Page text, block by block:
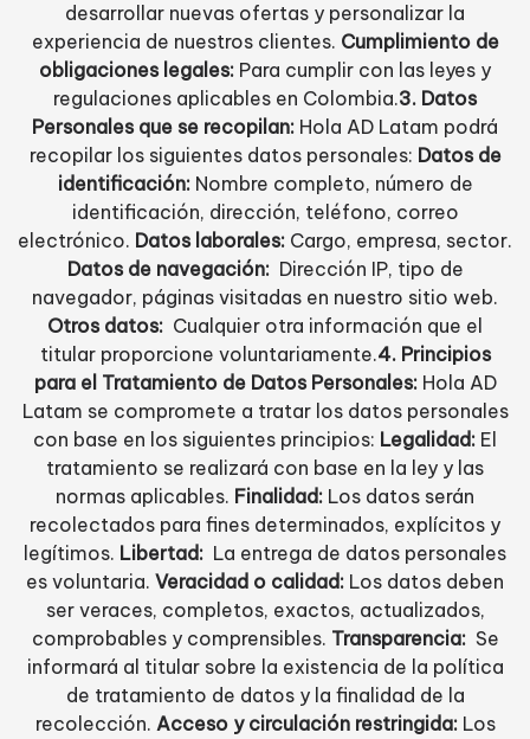
desarrollar nuevas ofertas y personalizar la
experiencia de nuestros clientes. Cumplimiento de
obligaciones legales: Para cumplir con las leyes y
regulaciones aplicables en Colombia.3. Datos
Personales que se recopilan: Hola AD Latam podrá
recopilar los siguientes datos personales: Datos de
identificación:Nombre completo, número de
identificación, dirección, teléfono, correo
electrónico. Datos laborales: Cargo, empresa, sector.
Datos de navegación:Dirección IP, tipo de
navegador, páginas visitadas en nuestro sitio web.
Otros datos: Cualquier otra información que el
titular proporcione voluntariamente.4. Principios
para el Tratamiento de Datos Personales: Hola AD
Latam se compromete a tratar los datos personales
con base en los siguientes principios: Legalidad: El
tratamiento se realizará con base en la ley y las
normas aplicables. Finalidad: Los datos serán
recolectados para fines determinados, explícitos y
legítimos. Libertad: La entrega de datos personales
es voluntaria. Veracidad o calidad: Los datos deben
ser veraces, completos, exactos, actualizados,
comprobables y comprensibles. Transparencia:Se
informará al titular sobre la existencia de la política
de tratamiento de datos y la finalidad de la
recolección. Acceso y circulación restringida:Los